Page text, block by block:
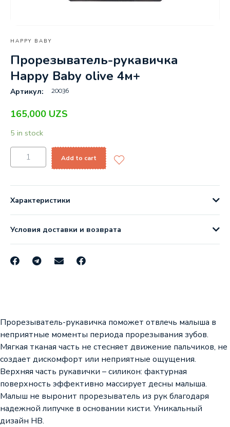
HAPPY BABY
Прорезыватель-рукавичка
Happy Baby olive 4м+
Артикул: 20036
165,000 UZS
5 in stock
Add to cart
Характеристики
Условия доставки и возврата
Прорезыватель-рукавичка поможет отвлечь малыша в
неприятные моменты периода прорезывания зубов.
Мягкая тканая часть не стесняет движение пальчиков, не
создает дискомфорт или неприятные ощущения.
Верхняя часть рукавички – силикон: фактурная
поверхность эффективно массирует десны малыша.
Малыш не выронит прорезыватель из рук благодаря
надежной липучке в основании кисти. Уникальный
дизайн HB.